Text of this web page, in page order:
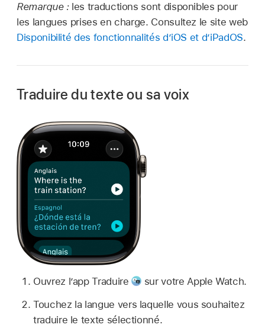
Remarque : les traductions sont disponibles pour
les langues prises en charge. Consultez le site web
Disponibilité des fonctionnalités d’iOS et d’iPadOS.
Traduire du texte ou sa voix
Ouvrez l’app Traduire
sur votre Apple Watch.
Touchez la langue vers laquelle vous souhaitez
traduire le texte sélectionné.